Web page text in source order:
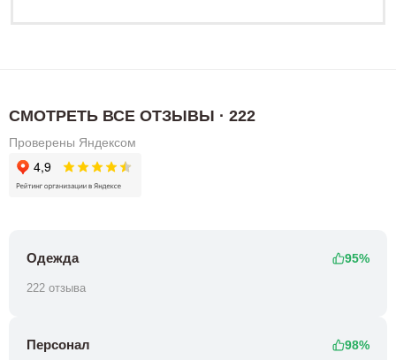
СМОТРЕТЬ ВСЕ ОТЗЫВЫ · 222
Проверены Яндексом
Одежда 95%
222 отзыва
Персонал 98%